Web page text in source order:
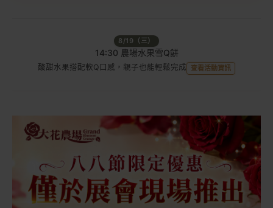
8/19（三）
14:30 農場水果雪Q餅
酸甜水果搭配軟Q口感，親子也能輕鬆完成 查看活動資訊
8/29（六）
14:30 手作玫瑰花果醬
認識食用玫瑰，熬煮一瓶香甜玫瑰花果醬 查看活動資訊
8/05（三）
14:30 農場夏季手作剉冰